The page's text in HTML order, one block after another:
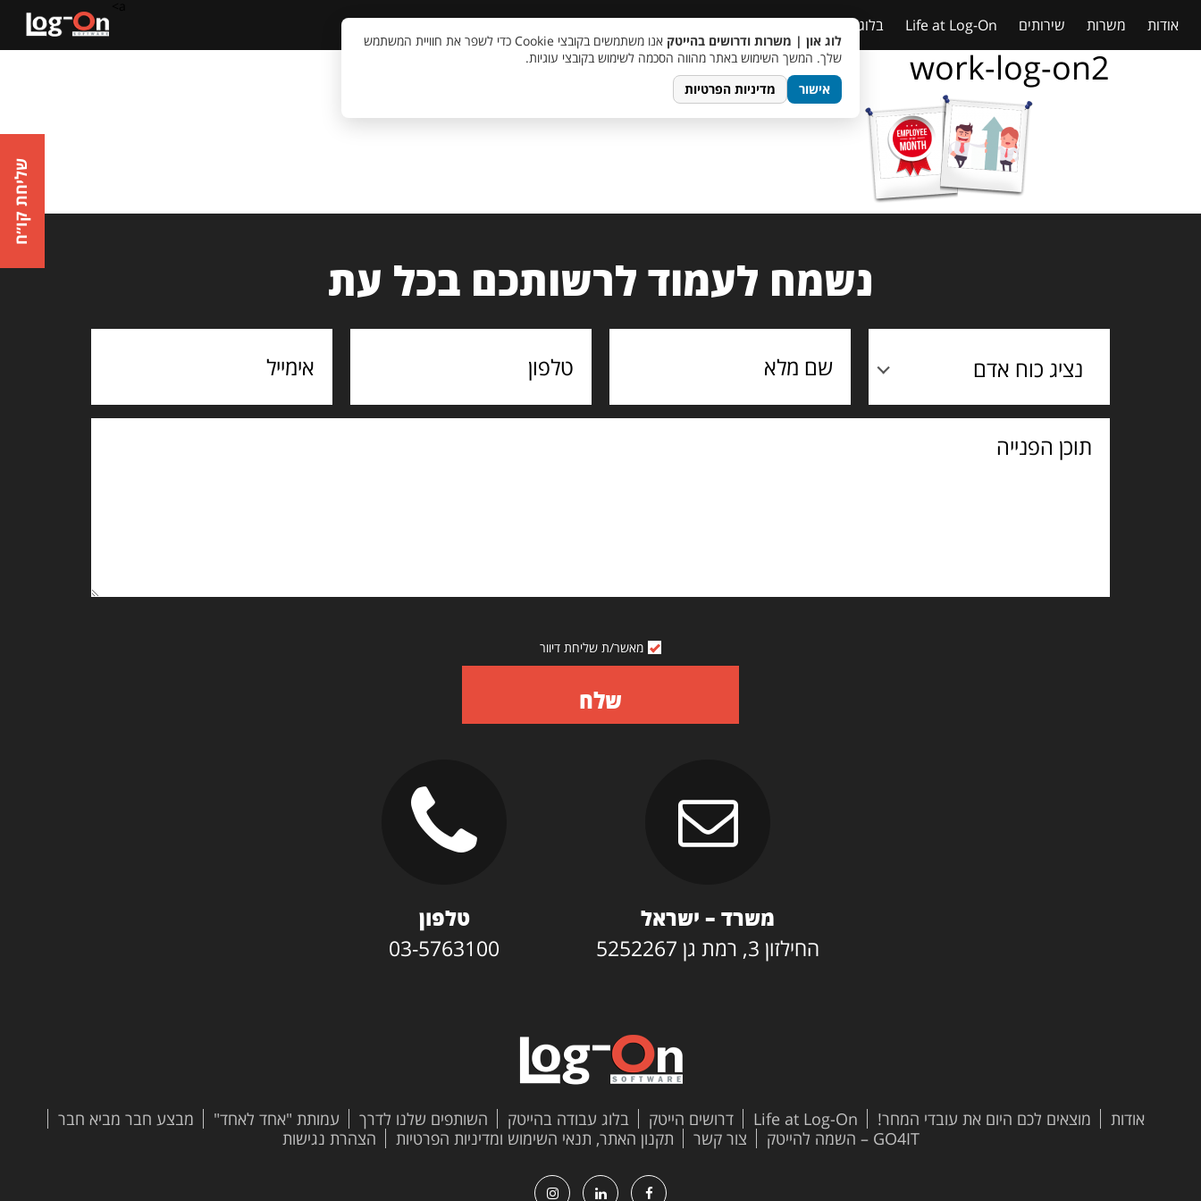
אודות משרות שירותים Life at Log-On בלוג
work-log-on2
נשמח לעמוד לרשותכם בכל עת
נציג כוח אדם
תוכן
מאשר/ת שליחת דיוור
שלח
משרד – ישראל
החילזון 3, רמת גן 5252267
טלפון
03-5763100
אודות מוצאים לכם היום את עובדי המחר! Life at Log-On דרושים הייטק בלוג עבודה בהייטק השותפים שלנו לדרך עמותת "אחד לאחד"
מבצע חבר מביא חבר
GO4IT – השמה להייטק
צור קשר תקנון האתר, תנאי השימוש ומדיניות הפרטיות הצהרת נגישות
לוג און | משרות ודרושים בהייטק
אנו משתמשים בקובצי Cookie כדי לשפר את חוויית המשתמש
שלך. המשך השימוש באתר מהווה הסכמה לשימוש בקובצי עוגיות.
אישור
מדיניות הפרטיות
שליחת קו״ח